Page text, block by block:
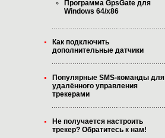
Программа GpsGate для
Windows 64/x86
Как подключить
дополнительные датчики
Популярные SMS-команды для
удалённого управления
трекерами
Не получается настроить
трекер? Обратитесь к нам!